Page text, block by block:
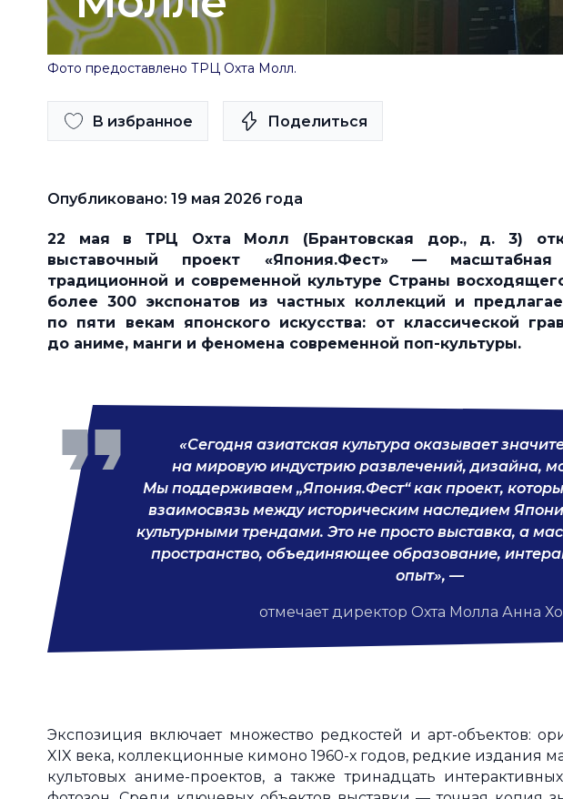
Фото предоставлено ТРЦ Охта Молл.
В избранное Поделиться
Опубликовано: 19 мая 2026 года
22 мая в ТРЦ Охта Молл (Брантовская дор., д. 3)
выставочный проект «Япония.Фест» — масштабная
традиционной и современной культуре Страны
более 300 экспонатов из частных коллекций и
по пяти векам японского искусства: от классической
до аниме, манги и феномена современной поп-культуры.
«Сегодня азиатская культура оказывает
на мировую индустрию развлечений, дизайна,
Мы поддерживаем „Япония.Фест“ как проект,
взаимосвязь между историческим наследием
культурными трендами. Это не просто выставка, а
пространство, объединяющее образование,
опыт», —
отмечает директор Охта Молла Анна
Экспозиция включает множество редкостей и арт-объектов:
XIX века, коллекционные кимоно 1960-х годов, редкие издания
культовых аниме-проектов, а также тринадцать